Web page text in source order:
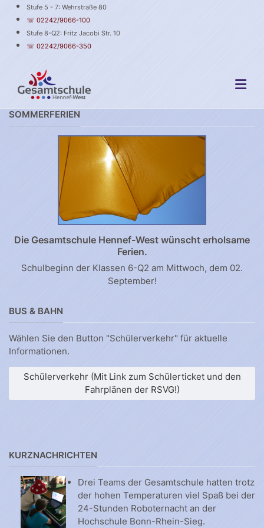
Stufe 5 - 7: Wehrstraße 80
☏ 02242/9066-100
Stufe 8-Q2: Fritz Jacobi Str. 10
☏ 02242/9066-350
SOMMERFERIEN
Die Gesamtschule Hennef-West wünscht erholsame
Ferien.
Schulbeginn der Klassen 6-Q2 am Mittwoch, dem 02.
September!
BUS & BAHN
Wählen Sie den Button "Schülerverkehr" für aktuelle
Informationen.
Schülerverkehr (Mit Link zum Schülerticket und den
Fahrplänen der RSVG!)
KURZNACHRICHTEN
Drei Teams der Gesamtschule hatten trotz
der hohen Temperaturen viel Spaß bei der
24-Stunden Roboternacht an der
Hochschule Bonn-Rhein-Sieg.